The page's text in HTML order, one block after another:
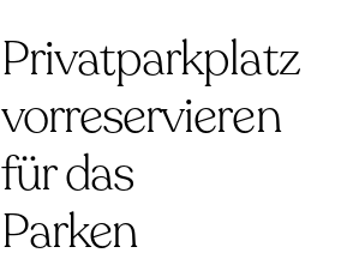
Privatparkplatz
vorreservieren
für das
Parken